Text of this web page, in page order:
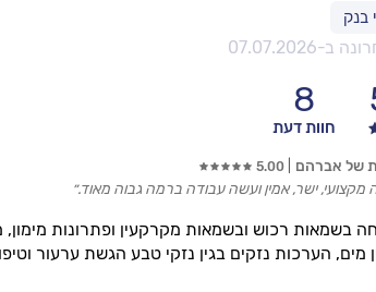
ב-07.07.2026
8
חוות דעת
בשמאות רכוש ובשמאות מקרקעין ופתרונות
מים, הערכות נזקים בגין נזקי טבע הגשת ערעור
של אברהם 5.00
מקצועי, ישר, אמין ועשה עבודה ברמה גבוה מאוד.״